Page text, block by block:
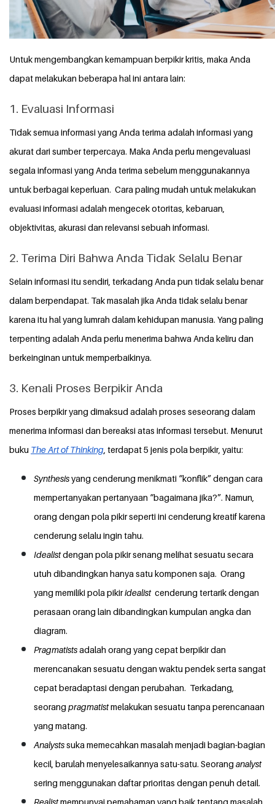
Untuk mengembangkan kemampuan berpikir kritis, maka Anda
dapat melakukan beberapa hal ini antara lain:
1. Evaluasi Informasi
Tidak semua informasi yang Anda terima adalah informasi yang
akurat dari sumber terpercaya. Maka Anda perlu mengevaluasi
segala informasi yang Anda terima sebelum menggunakannya
untuk berbagai keperluan. Cara paling mudah untuk melakukan
evaluasi informasi adalah mengecek otoritas, kebaruan,
objektivitas, akurasi dan relevansi sebuah informasi.
2. Terima Diri Bahwa Anda Tidak Selalu Benar
Selain informasi itu sendiri, terkadang Anda pun tidak selalu benar
dalam berpendapat. Tak masalah jika Anda tidak selalu benar
karena itu hal yang lumrah dalam kehidupan manusia. Yang paling
terpenting adalah Anda perlu menerima bahwa Anda keliru dan
berkeinginan untuk memperbaikinya.
3. Kenali Proses Berpikir Anda
Proses berpikir yang dimaksud adalah proses seseorang dalam
menerima informasi dan bereaksi atas informasi tersebut. Menurut
buku The Art of Thinking , terdapat 5 jenis pola berpikir, yaitu:
Synthesisyang cenderung menikmati “konflik” dengan cara
mempertanyakan pertanyaan “bagaimana jika?”. Namun,
orang dengan pola pikir seperti ini cenderung kreatif karena
cenderung selalu ingin tahu.
Idealistdengan pola pikir senang melihat sesuatu secara
utuh dibandingkan hanya satu komponen saja. Orang
yang memiliki pola pikiridealistcenderung tertarik dengan
perasaan orang lain dibandingkan kumpulan angka dan
diagram.
Pragmatistsadalah orang yang cepat berpikir dan
merencanakan sesuatu dengan waktu pendek serta sangat
cepat beradaptasi dengan perubahan. Terkadang,
seorang pragmatistmelakukan sesuatu tanpa perencanaan
yang matang.
Analystssuka memecahkan masalah menjadi bagian-bagian
kecil, barulah menyelesaikannya satu-satu. Seorang analyst
sering menggunakan daftar prioritas dengan penuh detail.
Realistmempunyai pemahaman yang baik tentang masalah